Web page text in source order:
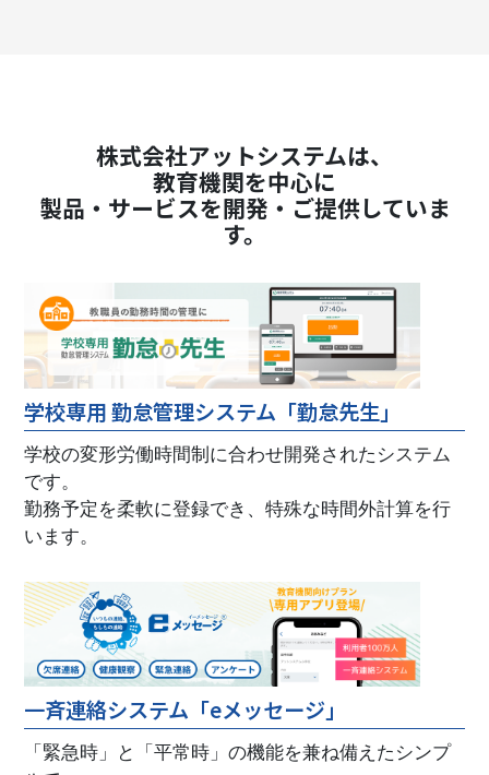
株式会社アットシステムは、
教育機関を中心に
製品・サービスを開発・ご提供していま
す。
学校専用 勤怠管理システム「勤怠先生」
学校の変形労働時間制に合わせ開発されたシステム
です。
勤務予定を柔軟に登録でき、特殊な時間外計算を行
います。
一斉連絡システム「eメッセージ」
「緊急時」と「平常時」の機能を兼ね備えたシンプ